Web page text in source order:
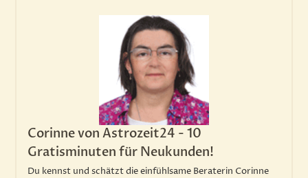
Corinne von Astrozeit24 - 10
Gratisminuten für Neukunden!
Du kennst und schätzt die einfühlsame Beraterin Corinne